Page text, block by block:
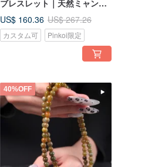
ブレスレット｜天然ミャンマ
ー産 A 貨翡翠｜ギフト
US$ 160.36 US$ 267.26
カスタム可 Pinkoi限定
40%OFF